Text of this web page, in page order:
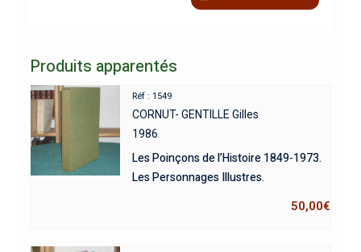
Produits apparentés
Réf : 1549
CORNUT- GENTILLE Gilles
1986
Les Poinçons de l’Histoire 1849-1973.
Les Personnages Illustres.
50,00€